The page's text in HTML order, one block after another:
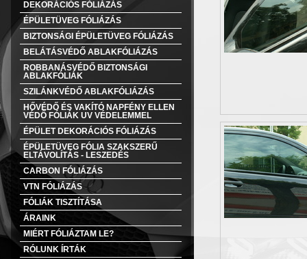
DEKORÁCIÓS FÓLIÁZÁS
ÉPÜLETÜVEG FÓLIÁZÁS
BIZTONSÁGI ÉPÜLETÜVEG FÓLIÁZÁS
BELÁTÁSVÉDŐ ABLAKFÓLIÁZÁS
ROBBANÁSVÉDŐ BIZTONSÁGI
ABLAKFÓLIÁK
SZILÁNKVÉDŐ ABLAKFÓLIÁZÁS
HŐVÉDŐ ÉS VAKÍTÓ NAPFÉNY ELLEN
VÉDŐ FÓLIÁK UV VÉDELEMMEL
ÉPÜLET DEKORÁCIÓS FÓLIÁZÁS
ÉPÜLETÜVEG FÓLIA SZAKSZERŰ
ELTÁVOLÍTÁS - LESZEDÉS
CARBON FÓLIÁZÁS
VTN FÓLIÁZÁS
FÓLIÁK TISZTÍTÁSA
ÁRAINK
MIÉRT FÓLIÁZTAM LE?
RÓLUNK ÍRTÁK